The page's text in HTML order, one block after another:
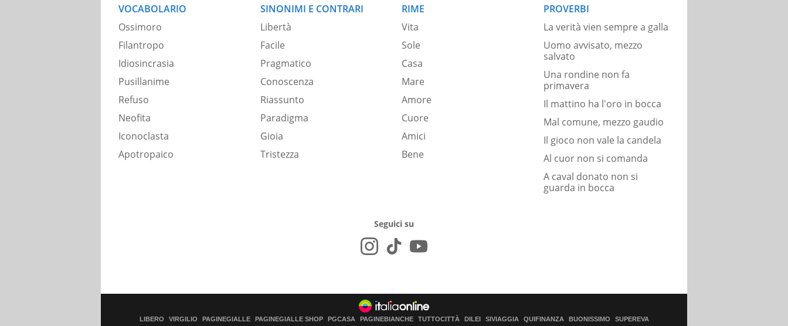
VOCABOLARIO
Ossimoro
Filantropo
Idiosincrasia
Pusillanime
Refuso
Neofita
Iconoclasta
Apotropaico
SINONIMI E CONTRARI
Libertà
Facile
Pragmatico
Conoscenza
Riassunto
Paradigma
Gioia
Tristezza
RIME
Vita
Sole
Casa
Mare
Amore
Cuore
Amici
Bene
PROVERBI
La verità vien sempre a galla
Uomo avvisato, mezzo
salvato
Una rondine non fa
primavera
Il mattino ha l'oro in bocca
Mal comune, mezzo gaudio
Il gioco non vale la candela
Al cuor non si comanda
A caval donato non si
guarda in bocca
Seguici su
LIBERO VIRGILIO PAGINEGIALLE PAGINEGIALLE SHOP PGCASA PAGINEBIANCHE TUTTOCITTÀ DILEI SIVIAGGIA QUIFINANZA BUONISSIMO SUPEREVA